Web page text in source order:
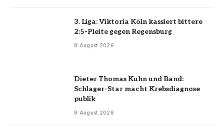
3. Liga: Viktoria Köln kassiert bittere
2:5-Pleite gegen Regensburg
8 August 2026
Dieter Thomas Kuhn und Band:
Schlager-Star macht Krebsdiagnose
publik
8 August 2026